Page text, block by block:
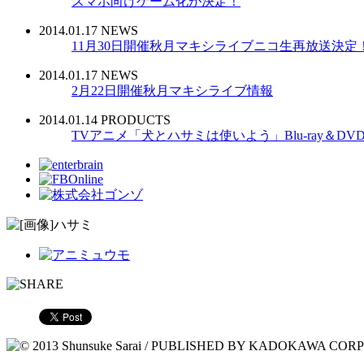
2014.01.17 NEWS
11月30日開催秋月マキシライブニコ生再放送決定
2014.01.17 NEWS
2月22日開催秋月マキシライブ情報
2014.01.14 PRODUCTS
TVアニメ「犬とハサミは使いよう」Blu-ray＆